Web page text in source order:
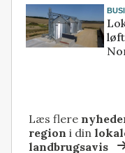
Læs flere
region i din
landbrugsavis